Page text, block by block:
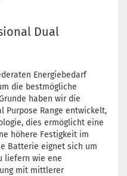
Dual
Energiebedarf
die bestmögliche
haben wir die
Purpose Range entwickelt,
dies ermöglicht eine
höhere Festigkeit im
Batterie eignet sich um
liefern wie ene
mit mittlerer